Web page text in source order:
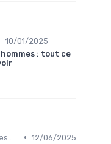
10/01/2025
: tout ce
• 12/06/2025